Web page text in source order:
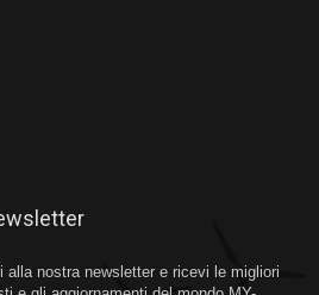
alla nostra newsletter e ricevi le migliori